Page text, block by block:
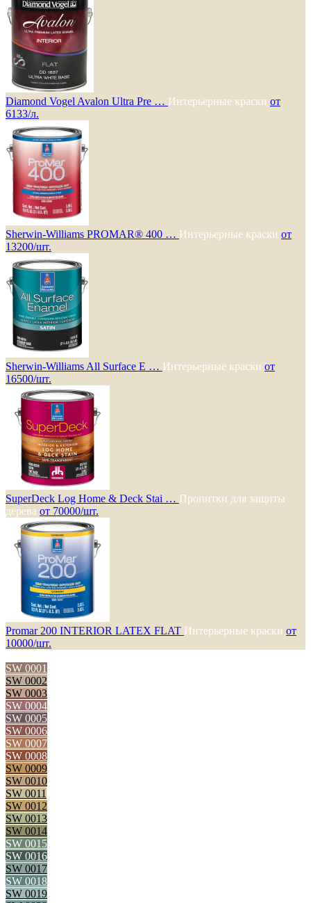
Diamond Vogel Avalon Ultra Pre … Интерьерные краски от
6133/л.
Sherwin-Williams PROMAR® 400 … Интерьерные краски от
13200/шт.
Sherwin-Williams All Surface E … Интерьерные краски от
16500/шт.
SuperDeck Log Home & Deck Stai … Пропитки для защиты
дерева от 70000/шт.
Promar 200 INTERIOR LATEX FLAT Интерьерные краски от
10000/шт.
SW 0001
SW 0002
SW 0003
SW 0004
SW 0005
SW 0006
SW 0007
SW 0008
SW 0009
SW 0010
SW 0011
SW 0012
SW 0013
SW 0014
SW 0015
SW 0016
SW 0017
SW 0018
SW 0019